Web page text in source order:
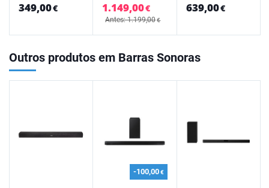
349,00€ 1.149,00€
Antes: 1.199,00€
639,00€
Outros produtos em Barras Sonoras
-100,00€